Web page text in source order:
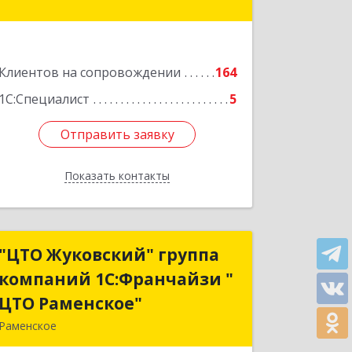
Клиентов на сопровождении
164
1С:Специалист
5
Отправить заявку
Показать контакты
Подробнее
Отправить заявку
Назад
"ЦТО Жуковский" группа
компаний 1С:Франчайзи "
ЦТО Раменское"
Раменское
"ЦТО Жуковский" группа
компаний 1С:Франчайзи "
ЦТО Раменское"